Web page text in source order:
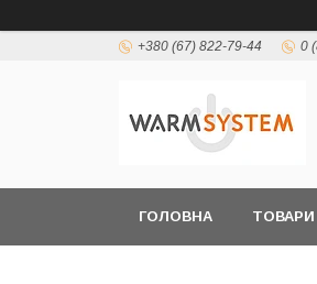
+380 (67) 822-79-44 0
ГОЛОВНА